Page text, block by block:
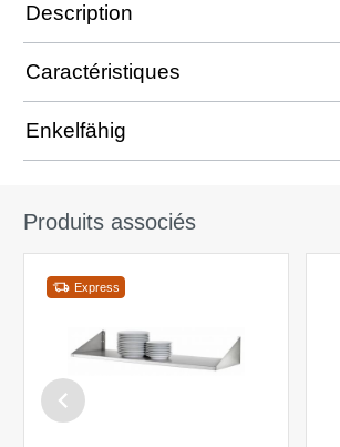
Description
Caractéristiques
Enkelfähig
Produits associés
Express